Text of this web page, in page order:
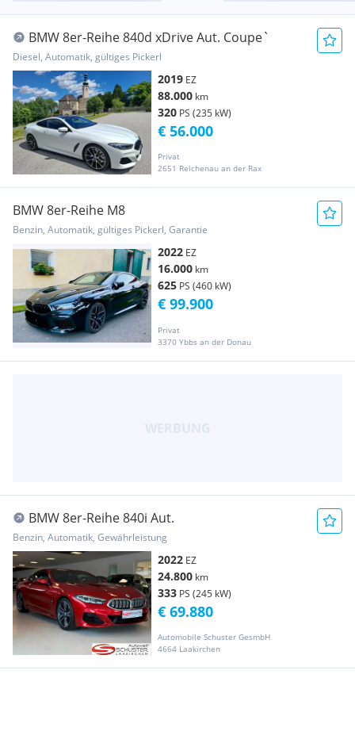
BMW 8er-Reihe 840d xDrive Aut. Coupe`
Diesel, Automatik, gültiges Pickerl
2019 EZ
88.000 km
320 PS (235 kW)
Privat
2651 Reichenau an der Rax
€ 56.000
BMW 8er-Reihe M8
Benzin, Automatik, gültiges Pickerl, Garantie
2022 EZ
16.000 km
625 PS (460 kW)
Privat
3370 Ybbs an der Donau
€ 99.900
BMW 8er-Reihe 840i Aut.
Benzin, Automatik, Gewährleistung
2022 EZ
24.800 km
333 PS (245 kW)
Automobile Schuster GesmbH
4664 Laakirchen
€ 69.880